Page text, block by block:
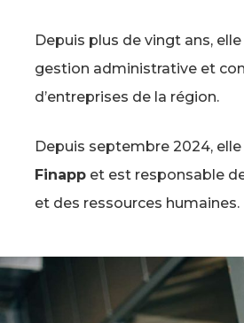
Depuis plus de vingt ans, elle
gestion administrative et
d’entreprises de la région.
Depuis septembre 2024,
Finappet est responsable
et des ressources humaines.